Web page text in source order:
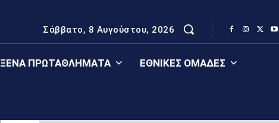
Σάββατο, 8 Αυγούστου, 2026
ΞΈΝΑ ΠΡΩΤΑΘΛΉΜΑΤΑ ΕΘΝΙΚΈΣ ΟΜΆΔΕΣ